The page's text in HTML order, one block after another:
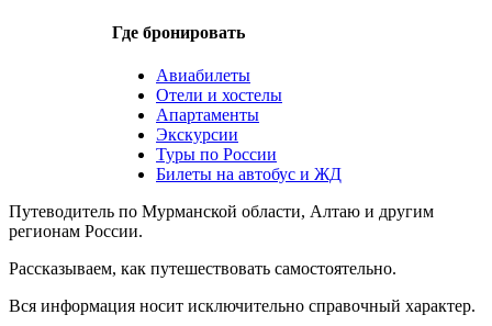
Где бронировать
Авиабилеты
Отели и хостелы
Апартаменты
Экскурсии
Туры по России
Билеты на автобус и ЖД
Путеводитель по Мурманской области, Алтаю и другим
регионам России.
Рассказываем, как путешествовать самостоятельно.
Вся информация носит исключительно справочный характер.